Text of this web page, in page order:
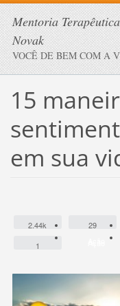
Mentoria
Novak
VOCÊ DE BEM COM A
15
em sua
2.44k
29
1